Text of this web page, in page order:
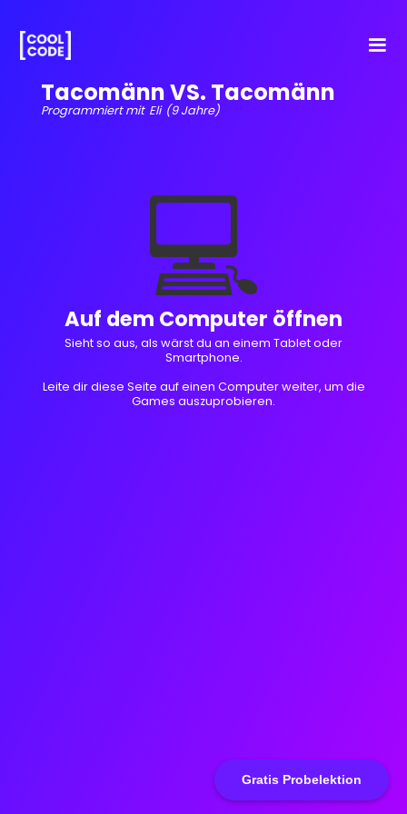
Gratis Probelektion
Tacomänn VS. Tacomänn
Programmiert mit Eli (9 Jahre)
💻
Auf dem Computer öffnen
Sieht so aus, als wärst du an einem Tablet oder
Smartphone.
Leite dir diese Seite auf einen Computer weiter, um die
Games auszuprobieren.